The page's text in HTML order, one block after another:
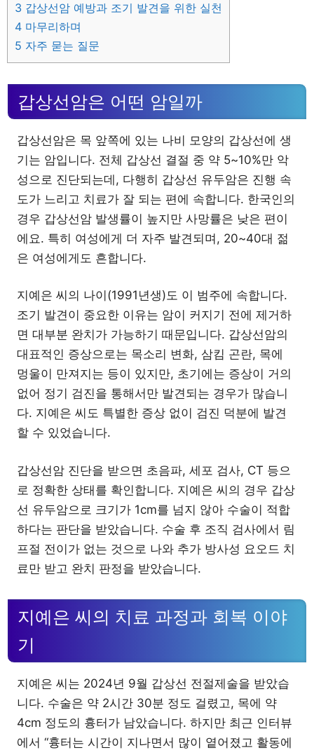
3 갑상선암 예방과 조기 발견을 위한 실천
4 마무리하며
5 자주 묻는 질문
갑상선암은 어떤 암일까
갑상선암은 목 앞쪽에 있는 나비 모양의 갑상선에 생
기는 암입니다. 전체 갑상선 결절 중 약 5~10%만 악
성으로 진단되는데, 다행히 갑상선 유두암은 진행 속
도가 느리고 치료가 잘 되는 편에 속합니다. 한국인의
경우 갑상선암 발생률이 높지만 사망률은 낮은 편이
에요. 특히 여성에게 더 자주 발견되며, 20~40대 젊
은 여성에게도 흔합니다.
지예은 씨의 나이(1991년생)도 이 범주에 속합니다.
조기 발견이 중요한 이유는 암이 커지기 전에 제거하
면 대부분 완치가 가능하기 때문입니다. 갑상선암의
대표적인 증상으로는 목소리 변화, 삼킴 곤란, 목에
멍울이 만져지는 등이 있지만, 초기에는 증상이 거의
없어 정기 검진을 통해서만 발견되는 경우가 많습니
다. 지예은 씨도 특별한 증상 없이 검진 덕분에 발견
할 수 있었습니다.
갑상선암 진단을 받으면 초음파, 세포 검사, CT 등으
로 정확한 상태를 확인합니다. 지예은 씨의 경우 갑상
선 유두암으로 크기가 1cm를 넘지 않아 수술이 적합
하다는 판단을 받았습니다. 수술 후 조직 검사에서 림
프절 전이가 없는 것으로 나와 추가 방사성 요오드 치
료만 받고 완치 판정을 받았습니다.
지예은 씨의 치료 과정과 회복 이야
기
지예은 씨는 2024년 9월 갑상선 전절제술을 받았습
니다. 수술은 약 2시간 30분 정도 걸렸고, 목에 약
4cm 정도의 흉터가 남았습니다. 하지만 최근 인터뷰
에서 “흉터는 시간이 지나면서 많이 옅어졌고 활동에